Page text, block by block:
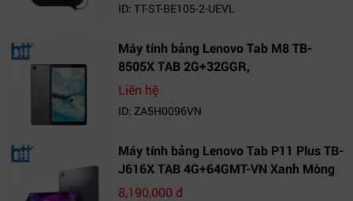
ID: TT-ST-BE105-2-UEVL
Máy tính bảng Lenovo Tab M8 TB-
8505X TAB 2G+32GGR,
VN_ZA5H0096VN
Liên hệ
ID: ZA5H0096VN
Máy tính bảng Lenovo Tab P11 Plus TB-
J616X TAB 4G+64GMT-VN Xanh Mòng
Két_ZA9L0164VN
8,190,000 đ